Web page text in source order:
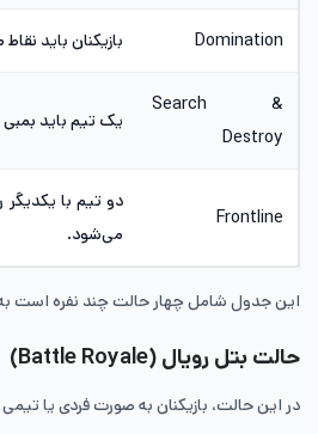
Domination بازیکنان باید
Search &
Destroy
یک تیم باید بمبی
Frontline
دو تیم با
می‌شود.
این جدول شامل چهار حالت چند نفره است
حالت بتل رویال (Battle Royale)
در این حالت، بازیکنان به صورت فردی یا